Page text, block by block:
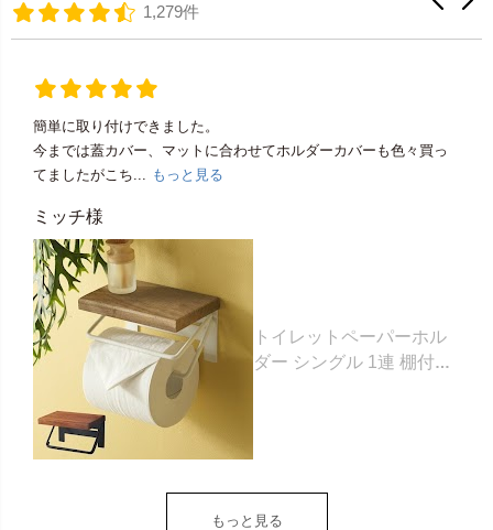
1,279件
簡単に取り付けできました。
今までは蓋カバー、マットに合わせてホルダーカバーも色々買っ
てましたがこち...
もっと見る
ミッチ様
トイレットペーパーホル
ダー シングル 1連 棚付き
ダー 収納 DIY アンティー
ク ヴィンテージ ナチュラ
もっと見る